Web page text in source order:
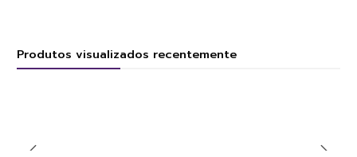
Produtos visualizados recentemente